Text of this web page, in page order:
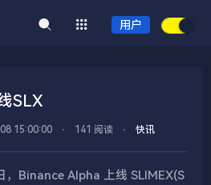
用户
SLX
15:00:00 ⋅ 141 阅读 ⋅ 快讯
，Binance Alpha 上线 SLIMEX(S